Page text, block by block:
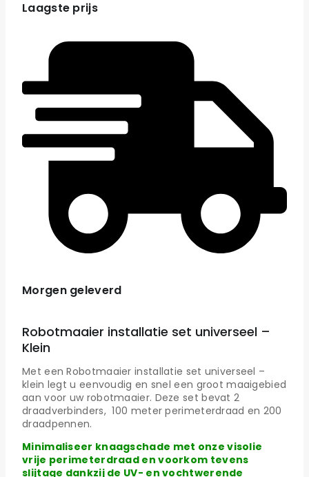
Laagste prijs
Morgen geleverd
Robotmaaier installatie set universeel –
Klein
Met een Robotmaaier installatie set universeel –
klein legt u eenvoudig en snel een groot maaigebied
aan voor uw robotmaaier. Deze set bevat 2
draadverbinders, 100 meter perimeterdraad en 200
draadpennen.
Minimaliseer knaagschade met onze visolie
vrije perimeterdraad en voorkom tevens
slijtage dankzij de UV- en vochtwerende